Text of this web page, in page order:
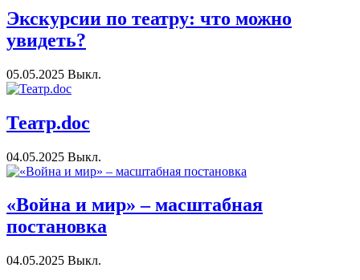
Экскурсии по театру: что можно
увидеть?
05.05.2025 Выкл.
Театр.doc
04.05.2025 Выкл.
«Война и мир» – масштабная
постановка
04.05.2025 Выкл.